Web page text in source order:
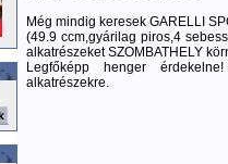
Még mindig keresek GARELLI
(49.9 ccm,gyárilag piros,4
alkatrészeket SZOMBATHELY
Legfőképp henger
alkatrészekre.